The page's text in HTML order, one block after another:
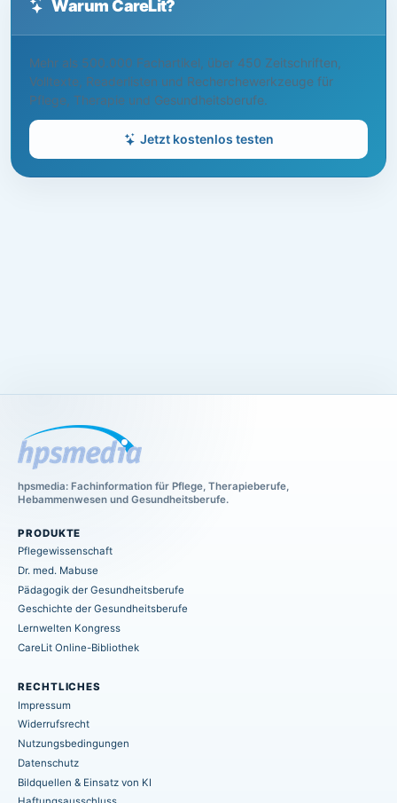
Warum CareLit?
Mehr als 500.000 Fachartikel, über 450 Zeitschriften,
Volltexte, Readerlisten und Recherchewerkzeuge für
Pflege, Therapie und Gesundheitsberufe.
Jetzt kostenlos testen
hpsmedia: Fachinformation für Pflege, Therapieberufe,
Hebammenwesen und Gesundheitsberufe.
PRODUKTE
Pflegewissenschaft
Dr. med. Mabuse
Pädagogik der Gesundheitsberufe
Geschichte der Gesundheitsberufe
Lernwelten Kongress
CareLit Online-Bibliothek
RECHTLICHES
Impressum
Widerrufsrecht
Nutzungsbedingungen
Datenschutz
Bildquellen & Einsatz von KI